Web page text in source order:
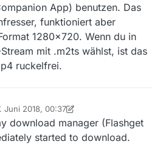
… aufzuzeichnen.
per Livestream funktioniert bei
nicht. Ich kann den Download eines
zwar ganz normal starten, wenn ich
nach Ende der betr. Sendung
zwar als *.mp4-Datei gespeichert,
mit dem Windows Media Player
aufgetreten.”
noch dazu geschrieben, dass
des Films funktioniert hat,
Antwort dann aber wieder
irritiert mich jetzt ein wenig…
doch einen Fehler in meinen
Einstellungen?
App) benutzen. Das
funktioniert aber
1280x720. Wenn du in
mit .m2ts wählst, ist das
ruckelfrei.
Juni 2018, 00:37
von mddawson
download manager (Flashget
started to download.